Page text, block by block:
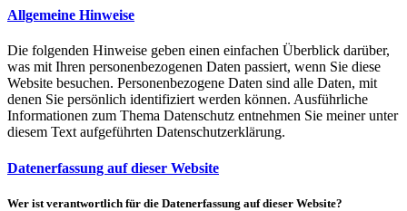
Allgemeine Hinweise
Die folgenden Hinweise geben einen einfachen Überblick darüber,
was mit Ihren personenbezogenen Daten passiert, wenn Sie diese
Website besuchen. Personenbezogene Daten sind alle Daten, mit
denen Sie persönlich identifiziert werden können. Ausführliche
Informationen zum Thema Datenschutz entnehmen Sie meiner unter
diesem Text aufgeführten Datenschutzerklärung.
Datenerfassung auf dieser Website
Wer ist verantwortlich für die Datenerfassung auf dieser Website?